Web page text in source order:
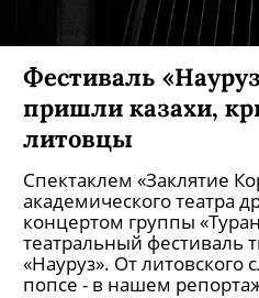
Фестиваль
пришли казахи,
литовцы
Спектаклем «Заклятие
академического театра
концертом группы
театральный фестиваль
«Науруз». От литовского
попсе - в нашем